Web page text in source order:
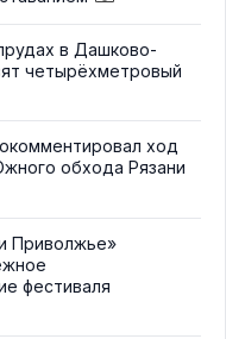
в Дашково-
четырёхметровый
ход
обхода Рязани
Приволжье»
фестиваля